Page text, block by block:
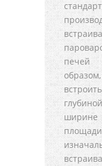
печей